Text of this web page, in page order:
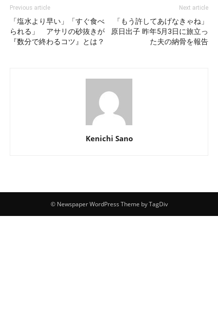
Previous article
「塩水より早い」「すぐ食べ
られる」 アサリの砂抜きが
『数分で終わるコツ』とは？
Next article
「もう許してあげなきゃね」
原日出子 昨年5月3日に旅立っ
た夫の納骨を報告
Kenichi Sano
© Newspaper WordPress Theme by TagDiv